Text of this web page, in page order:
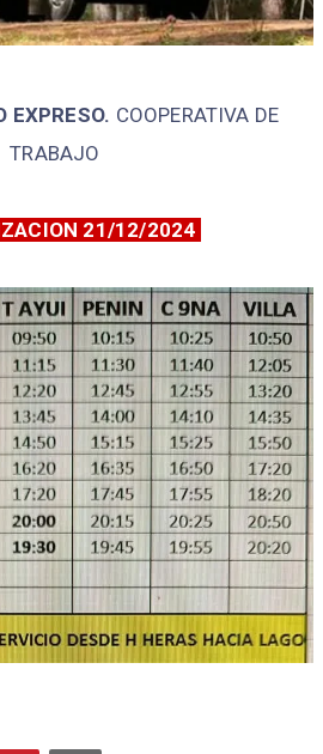
EXPRESO. COOPERATIVA DE
TRABAJO
21/12/2024